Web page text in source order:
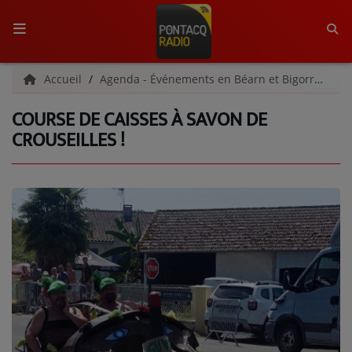
ACCUEIL
RADIO
L'ÉQUIPE
GRILLE DES PROGRAMMES
C'ÉTAIT QUOI CE TITRE ?
MÉDIAS
PODCASTS - SAISON 2026/2027
Accueil Agenda - Événements en Béarn et Bigorre
COURSE DE CAISSES À SAVON DE
CROUSEILLES !